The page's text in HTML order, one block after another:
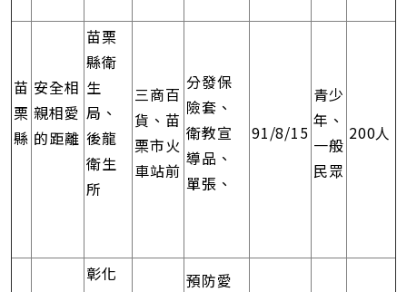
苗
栗
縣
安全相
親相愛
的距離
苗栗
縣衛
生
局、
後龍
衛生
所
三商百
貨、苗
栗市火
車站前
分發保
險套、
衛教宣
導品、
單張、
91/8/15
青少
年、
一般
民眾
200人
彰化
預防愛